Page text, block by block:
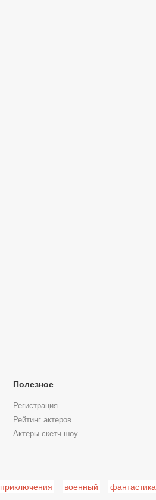
Полезное
Регистрация
Рейтинг актеров
Актеры скетч шоу
приключения военный фантастика